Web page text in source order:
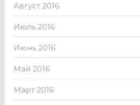
Август 2016
Июль 2016
Июнь 2016
Май 2016
Март 2016